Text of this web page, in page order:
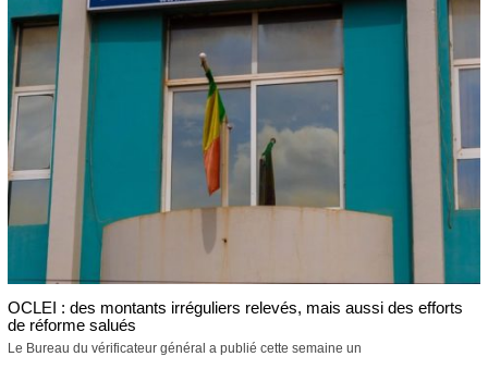
OCLEI : des montants irréguliers relevés, mais aussi des efforts
de réforme salués
Le Bureau du vérificateur général a publié cette semaine un